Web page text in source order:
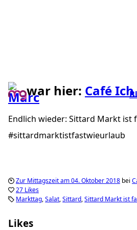
war hier: Café
Endlich wieder: Sittard Markt ist
#sittardmarktistfastwieurlaub
Zur Mittagszeit am 04. Oktober 2018 bei
27 Likes
Markttag Salat Sittard Sittard Markt ist
Likes